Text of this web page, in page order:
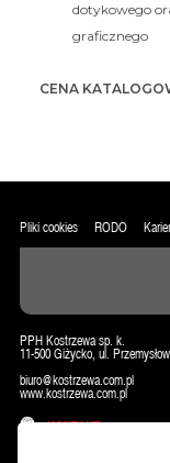
dotykowego
graficznego
CENA
Pliki cookies RODO
PPH Kostrzewa sp. k.
11-500 Giżycko, ul.
biuro@kostrzewa.com.pl
www.kostrzewa.com.pl
KONTAKT